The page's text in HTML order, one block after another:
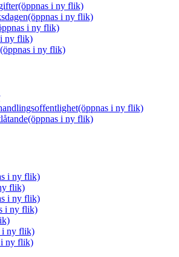
(öppnas i ny flik)
(öppnas i ny flik)
i ny flik)
i ny flik)
(öppnas i ny flik)
(öppnas i ny flik)
(öppnas i ny flik)
i ny flik)
flik)
i ny flik)
i ny flik)
i ny flik)
i ny flik)